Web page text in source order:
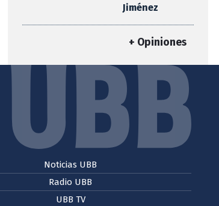
Jiménez
+ Opiniones
Noticias UBB
Radio UBB
UBB TV